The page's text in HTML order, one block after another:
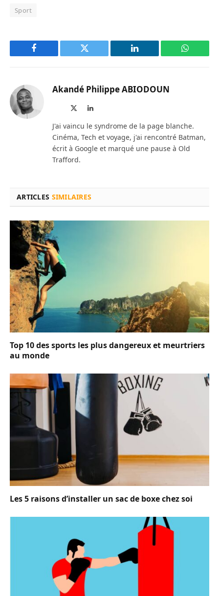
Sport
Facebook Twitter LinkedIn
Akandé Philippe ABIODOUN
LinkedIn
J'ai vaincu le syndrome de la page blanche.
Cinéma, Tech et voyage, j'ai rencontré Batman,
écrit à Google et marqué une pause à Old
Trafford.
ARTICLES SIMILAIRES
Top 10 des sports les plus dangereux et meurtriers
au monde
Les 5 raisons d’installer un sac de boxe chez soi